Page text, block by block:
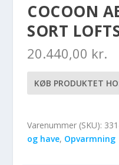
COCOON
SORT
20.440,00 kr.
KØB PRODUKTET
Varenummer (SKU):
og have, Opvarmning